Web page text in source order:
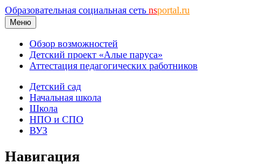
Образовательная социальная сеть nsportal.ru
Меню
Обзор возможностей
Детский проект «Алые паруса»
Аттестация педагогических работников
Детский сад
Начальная школа
Школа
НПО и СПО
ВУЗ
Навигация